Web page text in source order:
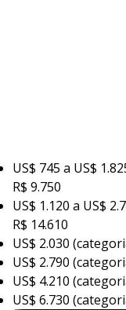
US$ 745 a US$
R$ 9.750
US$ 1.120 a US$
R$ 14.610
US$ 2.030
US$ 2.790
US$ 4.210
US$ 6.730